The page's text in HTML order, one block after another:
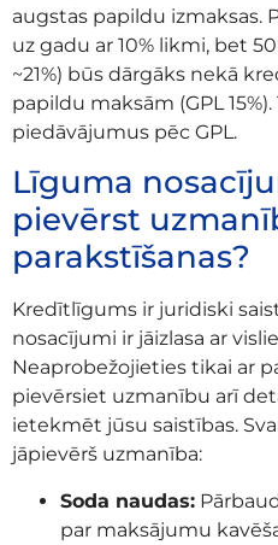
augstas papildu izmaksas.
uz gadu ar 10% likmi, bet
~21%) būs dārgāks nekā
papildu maksām (GPL
piedāvājumus pēc GPL.
Līguma
pievērst
parakstīšanas?
Kredītlīgums ir juridiski
nosacījumi ir jāizlasa ar
Neaprobežojieties tikai ar
pievērsiet uzmanību arī
ietekmēt jūsu saistības.
jāpievērš uzmanība:
Soda naudas:
par maksājumu